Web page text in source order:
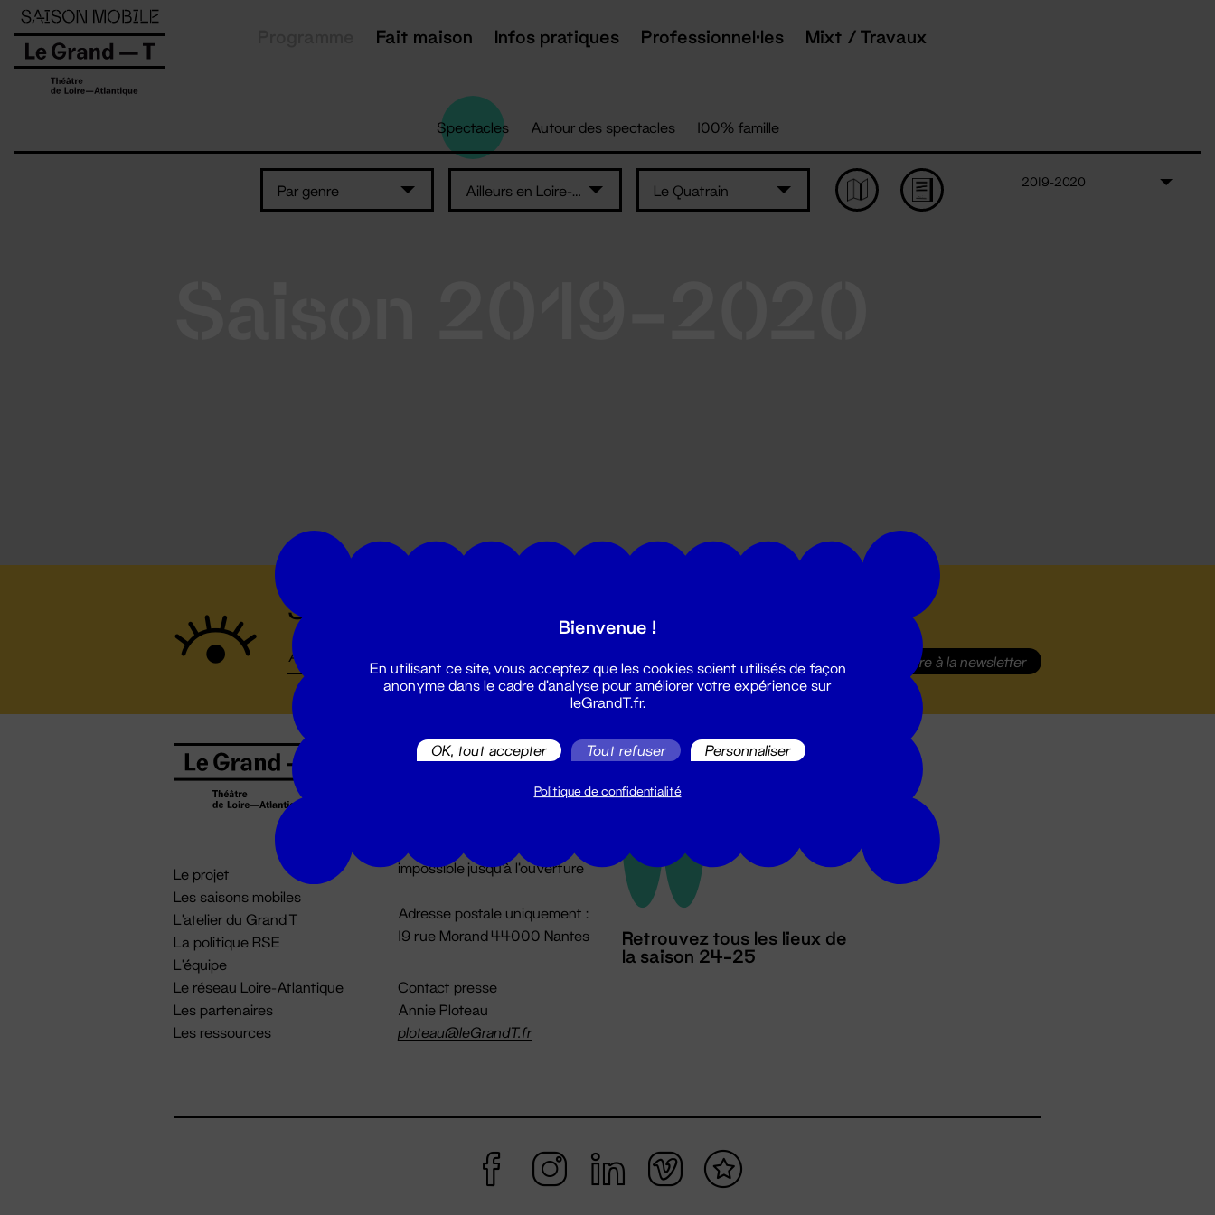
Fait maison Infos pratiques Professionnel·les Mixt / Travaux
Spectacles Autour des spectacles 100% famille
Par genre Ailleurs en Loire-Atlantique Le Quatrain
2019-2020
Suivez toutes les actualités du Grand T :
S'inscrire à la newsletter
Le projet
Les saisons mobiles
L'atelier du Grand T
La politique RSE
L'équipe
Le réseau Loire-Atlantique
Les partenaires
Les ressources
Billetterie
billetterie@leGrandT.fr
impossible jusqu'à l'ouverture
Adresse postale uniquement :
19 rue Morand 44000 Nantes
Contact presse
Annie Ploteau
ploteau@leGrandT.fr
Retrouvez tous les lieux de
la saison 24-25
Panneau de gestion des cookies
Bienvenue !
En utilisant ce site, vous acceptez que les cookies soient utilisés de façon
anonyme dans le cadre d'analyse pour améliorer votre expérience sur
leGrandT.fr.
OK, tout accepter Tout refuser Personnaliser
Politique de confidentialité